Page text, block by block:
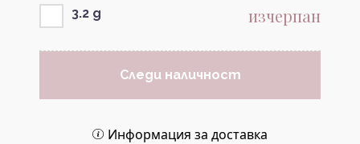
3.2 g изчерпан
Следи наличност
Информация за доставка